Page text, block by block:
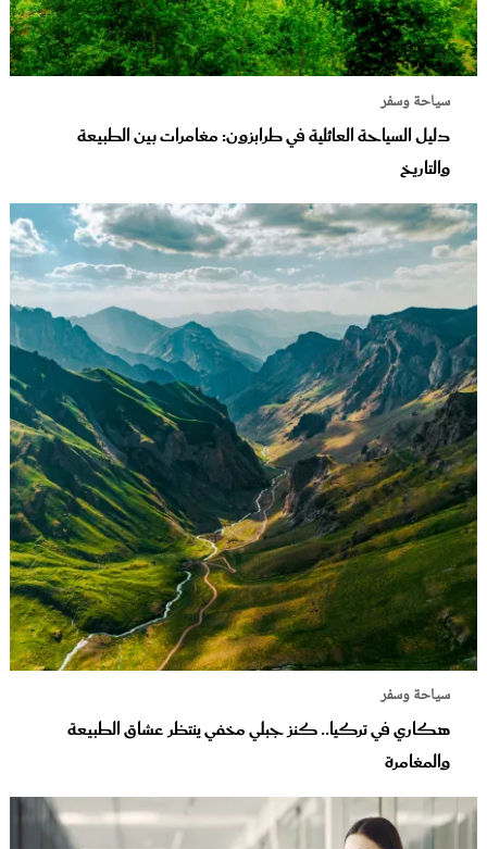
سياحة وسفر
دليل السياحة العائلية في طرابزون: مغامرات بين الطبيعة
والتاريخ
سياحة وسفر
هكاري في تركيا.. كنز جبلي مخفي ينتظر عشاق الطبيعة
والمغامرة